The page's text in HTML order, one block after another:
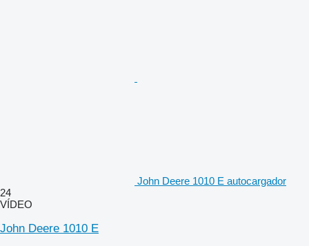
John Deere 1010 E autocargador
24
VÍDEO
John Deere 1010 E